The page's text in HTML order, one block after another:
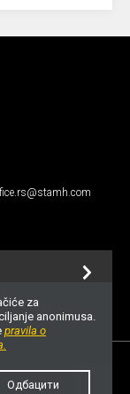
za
anonimusa.
pravila o
Одбацити